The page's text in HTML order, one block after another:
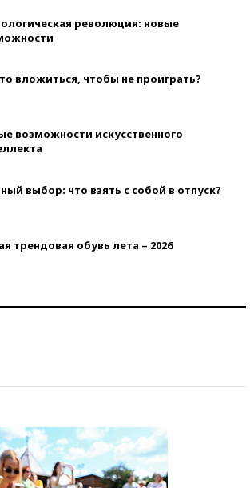
революция: новые
вложиться, чтобы не проиграть?
возможности искусственного
выбор: что взять с собой в отпуск?
трендовая обувь лета – 2026